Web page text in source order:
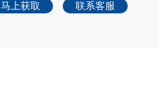
马上获取 联系客服